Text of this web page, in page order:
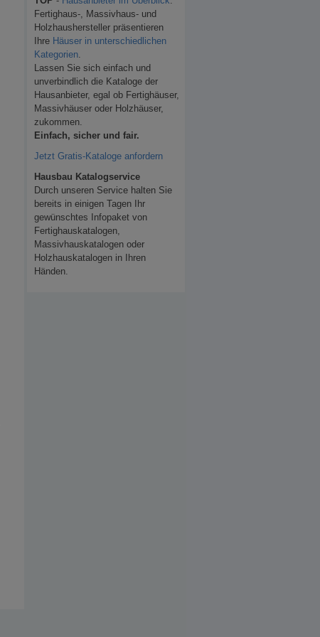
Fertighaus-, Massivhaus- und
Holzhaushersteller präsentieren
Ihre Häuser in unterschiedlichen
Kategorien
Lassen Sie sich einfach und
unverbindlich die Kataloge der
Hausanbieter, egal ob Fertighäuser,
Massivhäuser oder Holzhäuser,
zukommen.
Einfach, sicher und fair.
Jetzt Gratis-Kataloge anfordern
Hausbau Katalogservice
Durch unseren Service halten Sie
bereits in einigen Tagen Ihr
gewünschtes Infopaket von
Fertighauskatalogen,
Massivhauskatalogen oder
Holzhauskatalogen in Ihren
Händen.